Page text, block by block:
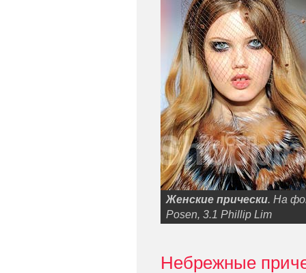
Женские прически. На
Posen, 3.1 Phillip Lim
Небрежные